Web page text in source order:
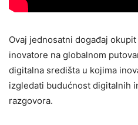
Ovaj jednosatni događaj
inovatore na globalnom
digitalna središta u kojima
izgledati budućnost digitalnih
razgovora.